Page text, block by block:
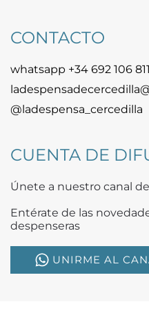
CONTACTO
whatsapp +34 692 106 811
@ladespensa_cercedilla
CUENTA DE
Únete a nuestro canal
Entérate de las
despenseras
UNIRME AL